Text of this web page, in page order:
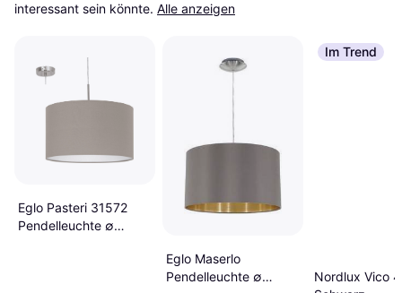
interessant sein könnte. Alle anzeigen
Eglo Pasteri 31572
Pendelleuchte ∅
Eglo Maserlo
Pendelleuchte ∅
Im Trend
Nordlux Vico